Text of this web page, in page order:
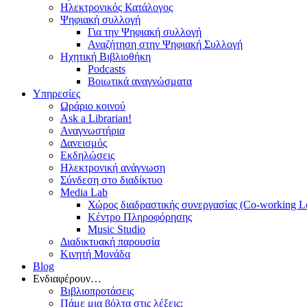
Ηλεκτρονικός Κατάλογος
Ψηφιακή συλλογή
Για την Ψηφιακή συλλογή
Αναζήτηση στην Ψηφιακή Συλλογή
Ηχητική Βιβλιοθήκη
Podcasts
Βοιωτικά αναγνώσματα
Υπηρεσίες
Ωράριο κοινού
Ask a Librarian!
Αναγνωστήρια
Δανεισμός
Εκδηλώσεις
Ηλεκτρονική ανάγνωση
Σύνδεση στο διαδίκτυο
Media Lab
Χώρος διαδραστικής συνεργασίας (Co-working
Κέντρο Πληροφόρησης
Music Studio
Διαδικτυακή παρουσία
Κινητή Μονάδα
Blog
Ενδιαφέρουν…
Βιβλιοπροτάσεις
Πάμε μια βόλτα στις λέξεις;